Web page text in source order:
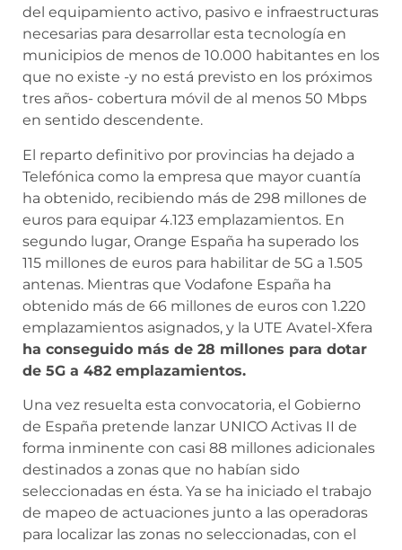
del equipamiento activo, pasivo e infraestructuras
necesarias para desarrollar esta tecnología en
municipios de menos de 10.000 habitantes en los
que no existe -y no está previsto en los próximos
tres años- cobertura móvil de al menos 50 Mbps
en sentido descendente.
El reparto definitivo por provincias ha dejado a
Telefónica como la empresa que mayor cuantía
ha obtenido, recibiendo más de 298 millones de
euros para equipar 4.123 emplazamientos. En
segundo lugar, Orange España ha superado los
115 millones de euros para habilitar de 5G a 1.505
antenas. Mientras que Vodafone España ha
obtenido más de 66 millones de euros con 1.220
emplazamientos asignados, y la UTE Avatel-Xfera
ha conseguido más de 28 millones para dotar
de 5G a 482 emplazamientos.
Una vez resuelta esta convocatoria, el Gobierno
de España pretende lanzar UNICO Activas II de
forma inminente con casi 88 millones adicionales
destinados a zonas que no habían sido
seleccionadas en ésta. Ya se ha iniciado el trabajo
de mapeo de actuaciones junto a las operadoras
para localizar las zonas no seleccionadas, con el